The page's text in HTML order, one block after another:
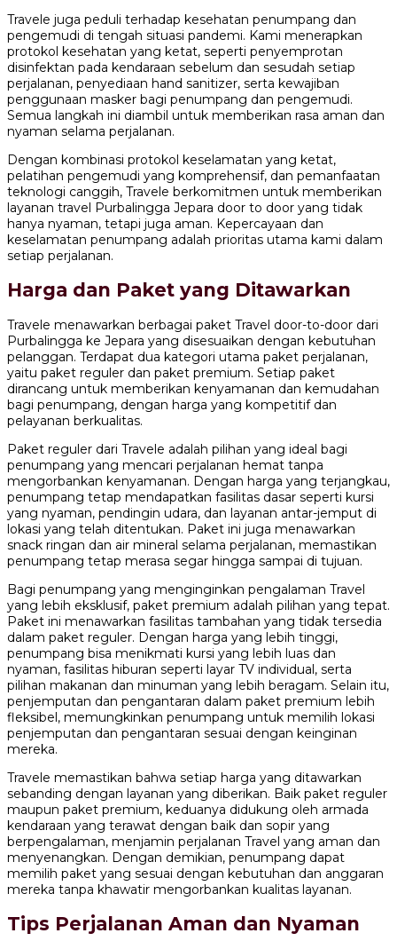
Travele juga peduli terhadap kesehatan penumpang dan
pengemudi di tengah situasi pandemi. Kami menerapkan
protokol kesehatan yang ketat, seperti penyemprotan
disinfektan pada kendaraan sebelum dan sesudah setiap
perjalanan, penyediaan hand sanitizer, serta kewajiban
penggunaan masker bagi penumpang dan pengemudi.
Semua langkah ini diambil untuk memberikan rasa aman dan
nyaman selama perjalanan.
Dengan kombinasi protokol keselamatan yang ketat,
pelatihan pengemudi yang komprehensif, dan pemanfaatan
teknologi canggih, Travele berkomitmen untuk memberikan
layanan travel Purbalingga Jepara door to door yang tidak
hanya nyaman, tetapi juga aman. Kepercayaan dan
keselamatan penumpang adalah prioritas utama kami dalam
setiap perjalanan.
Harga dan Paket yang Ditawarkan
Travele menawarkan berbagai paket Travel door-to-door dari
Purbalingga ke Jepara yang disesuaikan dengan kebutuhan
pelanggan. Terdapat dua kategori utama paket perjalanan,
yaitu paket reguler dan paket premium. Setiap paket
dirancang untuk memberikan kenyamanan dan kemudahan
bagi penumpang, dengan harga yang kompetitif dan
pelayanan berkualitas.
Paket reguler dari Travele adalah pilihan yang ideal bagi
penumpang yang mencari perjalanan hemat tanpa
mengorbankan kenyamanan. Dengan harga yang terjangkau,
penumpang tetap mendapatkan fasilitas dasar seperti kursi
yang nyaman, pendingin udara, dan layanan antar-jemput di
lokasi yang telah ditentukan. Paket ini juga menawarkan
snack ringan dan air mineral selama perjalanan, memastikan
penumpang tetap merasa segar hingga sampai di tujuan.
Bagi penumpang yang menginginkan pengalaman Travel
yang lebih eksklusif, paket premium adalah pilihan yang tepat.
Paket ini menawarkan fasilitas tambahan yang tidak tersedia
dalam paket reguler. Dengan harga yang lebih tinggi,
penumpang bisa menikmati kursi yang lebih luas dan
nyaman, fasilitas hiburan seperti layar TV individual, serta
pilihan makanan dan minuman yang lebih beragam. Selain itu,
penjemputan dan pengantaran dalam paket premium lebih
fleksibel, memungkinkan penumpang untuk memilih lokasi
penjemputan dan pengantaran sesuai dengan keinginan
mereka.
Travele memastikan bahwa setiap harga yang ditawarkan
sebanding dengan layanan yang diberikan. Baik paket reguler
maupun paket premium, keduanya didukung oleh armada
kendaraan yang terawat dengan baik dan sopir yang
berpengalaman, menjamin perjalanan Travel yang aman dan
menyenangkan. Dengan demikian, penumpang dapat
memilih paket yang sesuai dengan kebutuhan dan anggaran
mereka tanpa khawatir mengorbankan kualitas layanan.
Tips Perjalanan Aman dan Nyaman